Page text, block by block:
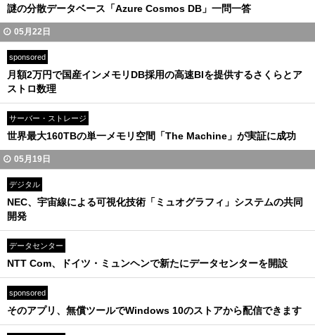
謎の分散データベース「Azure Cosmos DB」一問一答
05月22日
sponsored
月額2万円で国産インメモリDB採用の高速BIを提供するさくらとア
ストロ数理
サーバー・ストレージ
世界最大160TBの単一メモリ空間「The Machine」が実証に成功
05月19日
デジタル
NEC、宇宙線による可視化技術「ミュオグラフィ」システムの共同
開発
データセンター
NTT Com、ドイツ・ミュンヘンで新たにデータセンターを開設
sponsored
そのアプリ、無償ツールでWindows 10のストアから配信できます